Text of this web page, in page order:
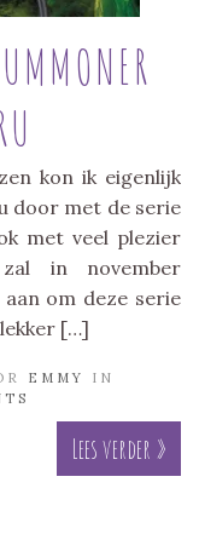
kon ik eigenlijk
door met de serie
met veel plezier
in november
om deze serie
[…]
EMMY
IN
Lees verder »